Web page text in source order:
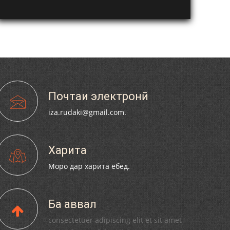
Почтаи электронӣ
iza.rudaki@gmail.com.
Харита
Моро дар харита ёбед.
Ба аввал
consectetuer adipiscing elit et sit amet